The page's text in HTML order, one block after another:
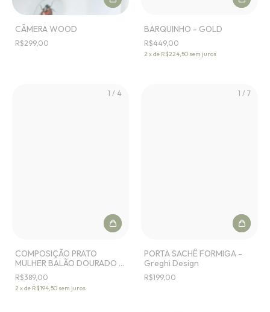
CÂMERA WOOD
R$299,00
BARQUINHO - GOLD
R$449,00
2 xde R$224,50 sem juros
1 / 4
COMPOSIÇÃO PRATO
MULHER BALÃO DOURADO -
Greghi Design
R$389,00
2 xde R$194,50 sem juros
1 / 7
PORTA SACHÊ FORMIGA -
Greghi Design
R$199,00